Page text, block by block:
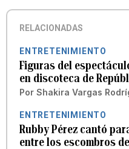
RELACIONADAS
ENTRETENIMIENTO
Figuras del
en discoteca de
Por Shakira Vargas
ENTRETENIMIENTO
Rubby Pérez cantó
entre los escombros